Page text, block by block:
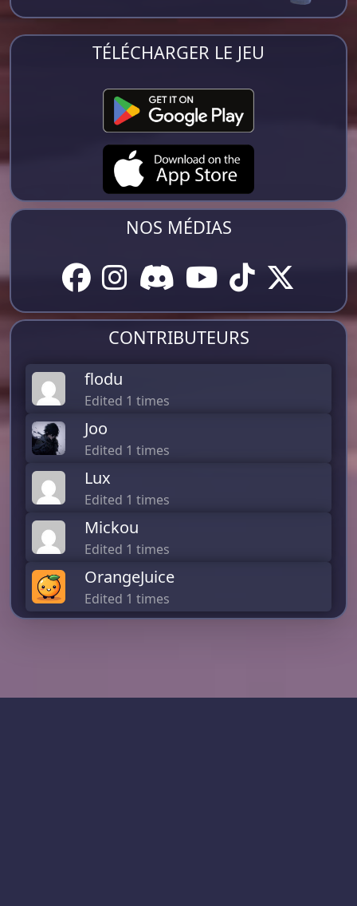
TÉLÉCHARGER LE JEU
NOS MÉDIAS
CONTRIBUTEURS
flodu
Edited 1 times
Joo
Edited 1 times
Lux
Edited 1 times
Mickou
Edited 1 times
OrangeJuice
Edited 1 times